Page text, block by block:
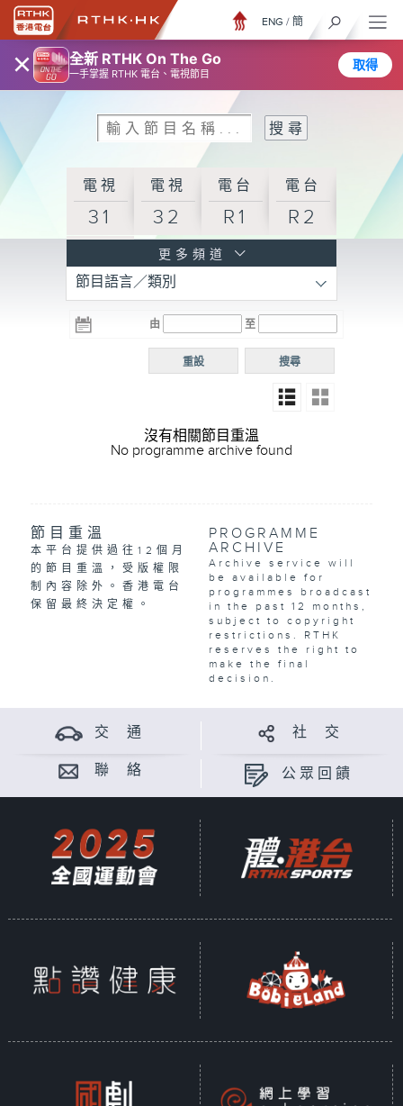
× 全新 RTHK On The Go
一手掌握 RTHK 電台、電視節目
取得
ENG / 簡
電視
31
電視
32
電台
R1
電台
R2
R3
電台 電台
R5
電台
普通
更多頻道
節目語言／類別
由 至
搜尋
重設
沒有相關節目重溫
No programme archive found
節目重溫
本平台提供過往12個月
的節目重溫，受版權限
制內容除外。香港電台
保留最終決定權。
PROGRAMME
ARCHIVE
Archive service will
be available for
programmes broadcast
in the past 12 months,
subject to copyright
restrictions. RTHK
reserves the right to
make the final
decision.
交 通 社 交
聯 絡 公眾回饋